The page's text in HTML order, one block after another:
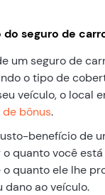
seguro de
um seguro de
o tipo de
veículo, o local
bônus.
benefício de
quanto você
quanto ele lhe
dano ao veículo.